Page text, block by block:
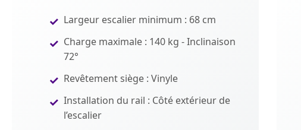
Largeur escalier minimum : 68 cm
Charge maximale : 140 kg - Inclinaison
72°
Revêtement siège : Vinyle
Installation du rail : Côté extérieur de
l’escalier